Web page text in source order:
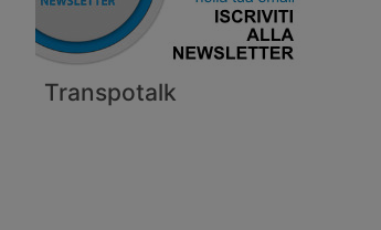
Transpotalk